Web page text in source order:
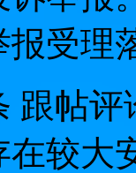
报受理
跟帖
在较大